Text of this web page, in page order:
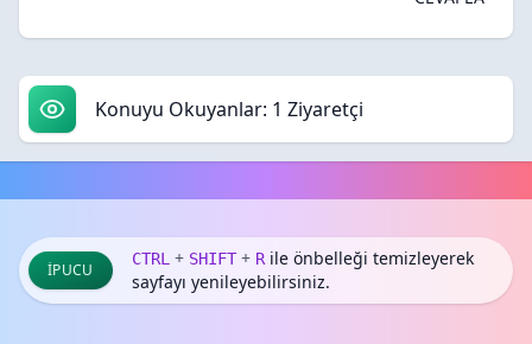
Konuyu Okuyanlar: 1 Ziyaretçi
İPUCU
CTRL + SHIFT + Rile önbelleği temizleyerek
sayfayı yenileyebilirsiniz.